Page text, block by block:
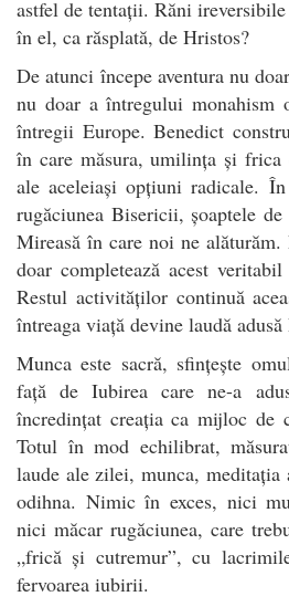
astfel de tentații. Răni
în el, ca răsplată, de Hristos?
De atunci începe aventura nu
nu doar a întregului monahism
întregii Europe. Benedict
în care măsura, umilința și frica
ale aceleiași opțiuni radicale.
rugăciunea Bisericii, șoaptele
Mireasă în care noi ne
doar completează acest
Restul activităților continuă
întreaga viață devine laudă
Munca este sacră, sfințește
față de Iubirea care ne-a
încredințat creația ca mijloc de
Totul în mod echilibrat,
laude ale zilei, munca, meditația
odihna. Nimic în exces, nici
nici măcar rugăciunea, care
„frică și cutremur”, cu
fervoarea iubirii.